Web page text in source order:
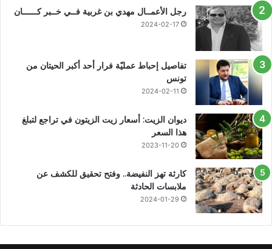
رجل الأعمــال مهدي بن غربية فــي خــبر كــــــان
2024-02-17
تفاصيل إحباط عمليّة فرار أحد أكبر الحيتان من
تونس
2024-02-11
ديوان الزيت: أسعار زيت الزيتون في تراجع لتبلغ
هذا السعر
2023-11-20
كارثة تهز النفيضة.. وفتح تحقيق للكشف عن
ملابسات الحادثة
2024-01-29